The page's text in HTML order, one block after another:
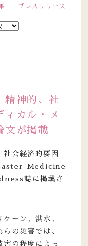
プレスリリース
精神的、社
ィカル・メ
文が掲載
社会経済的要因
Medicine
誌に掲載さ
ーン、洪水、
の災害では、
害の程度によっ